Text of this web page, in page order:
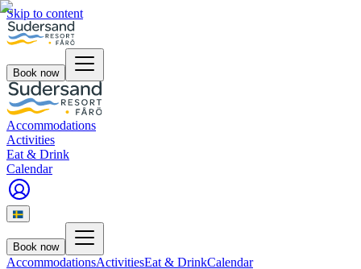
Skip to content
Book now
Accommodations
Activities
Eat & Drink
Calendar
Book now
AccommodationsActivitiesEat & DrinkCalendar